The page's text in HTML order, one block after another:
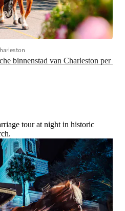
binnenstad van Charleston per
tour at night in historic